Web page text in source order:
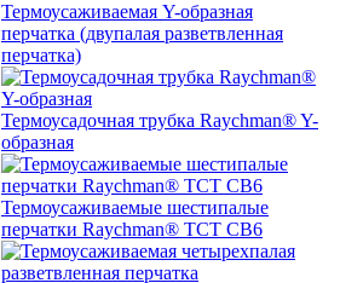
Термоусаживаемая Y-образная
перчатка (двупалая разветвленная
перчатка)
Термоусадочная трубка Raychman® Y-
образная
Термоусаживаемые шестипалые
перчатки Raychman® ТСТ СВ6